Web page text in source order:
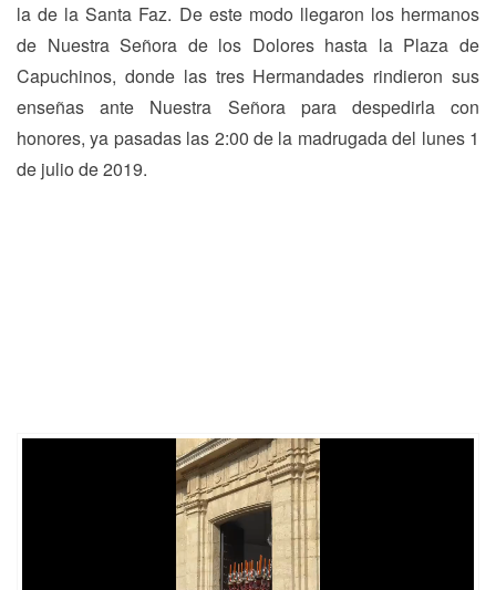
la de la Santa Faz. De este modo llegaron los hermanos
de Nuestra Señora de los Dolores hasta la Plaza de
Capuchinos, donde las tres Hermandades rindieron sus
enseñas ante Nuestra Señora para despedirla con
honores, ya pasadas las 2:00 de la madrugada del lunes 1
de julio de 2019.